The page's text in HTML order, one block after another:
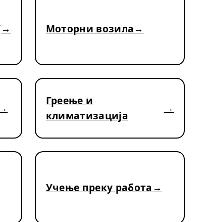
Моторни возила
Греење и
климатизација
Учење преку работа